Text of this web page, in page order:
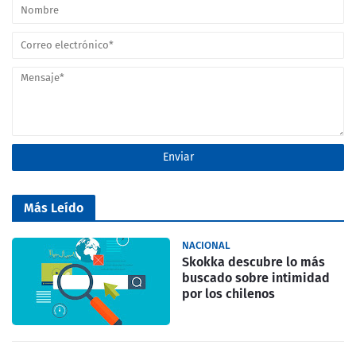
Más Leído
NACIONAL
Skokka descubre lo más
buscado sobre intimidad
por los chilenos